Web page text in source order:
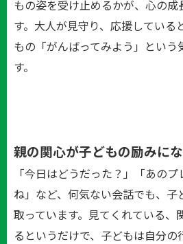
もの姿を受け止めるかが、心の成
す。大人が見守り、応援している
もの「がんばってみよう」という
す。
親の関心が子どもの励みに
「今日はどうだった？」「あの
ね」など、何気ない会話でも、子
取っています。見てくれている、
るというだけで、子どもは自分